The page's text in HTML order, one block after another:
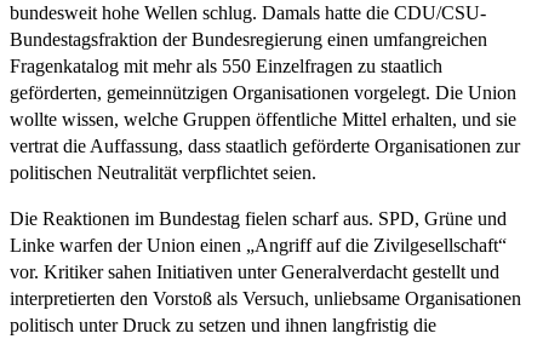
bundesweit hohe Wellen schlug. Damals hatte die CDU/CSU-
Bundestagsfraktion der Bundesregierung einen umfangreichen
Fragenkatalog mit mehr als 550 Einzelfragen zu staatlich
geförderten, gemeinnützigen Organisationen vorgelegt. Die Union
wollte wissen, welche Gruppen öffentliche Mittel erhalten, und sie
vertrat die Auffassung, dass staatlich geförderte Organisationen zur
politischen Neutralität verpflichtet seien.
Die Reaktionen im Bundestag fielen scharf aus. SPD, Grüne und
Linke warfen der Union einen „Angriff auf die Zivilgesellschaft“
vor. Kritiker sahen Initiativen unter Generalverdacht gestellt und
interpretierten den Vorstoß als Versuch, unliebsame Organisationen
politisch unter Druck zu setzen und ihnen langfristig die